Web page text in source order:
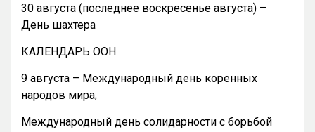
30 августа (последнее воскресенье августа) –
День шахтера
КАЛЕНДАРЬ ООН
9 августа – Международный день коренных
народов мира;
Международный день солидарности с борьбой